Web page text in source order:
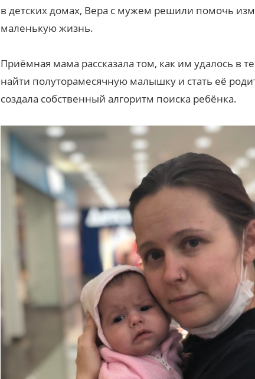
в детских домах, Вера с мужем решили помочь
маленькую жизнь.
Приёмная мама рассказала том, как им удалось в
найти полуторамесячную малышку и стать её
создала собственный алгоритм поиска ребёнка.